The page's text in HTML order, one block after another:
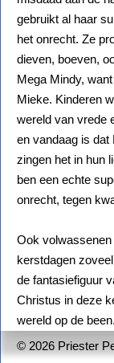
gebruikt al haar
het onrecht. Ze
dieven, boeven,
Mega Mindy,
Mieke. Kinderen
wereld van vrede
en vandaag is dat
zingen het in hun
ben een echte
onrecht, tegen
Ook
kerstdagen
de fantasiefiguur
Christus in deze
wereld op de
Mega Mindy - ,
© 2026 Priester